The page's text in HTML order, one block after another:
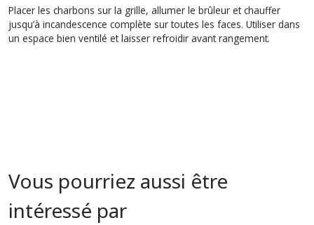
Placer les charbons sur la grille, allumer le brûleur et chauffer
jusqu’à incandescence complète sur toutes les faces. Utiliser dans
un espace bien ventilé et laisser refroidir avant rangement.
Vous pourriez aussi être
intéressé par